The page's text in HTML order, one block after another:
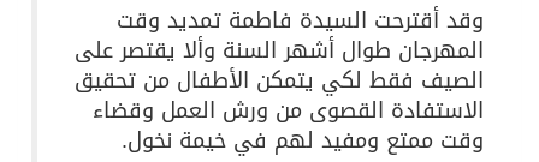
وقد أقترحت السيدة فاطمة تمديد وقت
المهرجان طوال أشهر السنة وألا يقتصر على
الصيف فقط لكي يتمكن الأطفال من تحقيق
الاستفادة القصوى من ورش العمل وقضاء
وقت ممتع ومفيد لهم في خيمة نخول.